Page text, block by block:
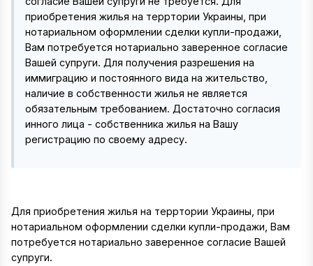
приобретения жилья на терртории Украины, при
нотариальном оформлении сделки купли-продажи,
Вам потребуется нотариально заверенное согласие
Вашей супруги. Для получения разрешения на
иммиграцию и постоянного вида на жительство,
наличие в собственности жилья не является
обязательным требованием. Достаточно согласия
инного лица - собственника жилья на Вашу
регистрацию по своему адресу.
Для приобретения жилья на терртории Украины, при
нотариальном оформлении сделки купли-продажи, Вам
потребуется нотариально заверенное согласие Вашей
супруги.